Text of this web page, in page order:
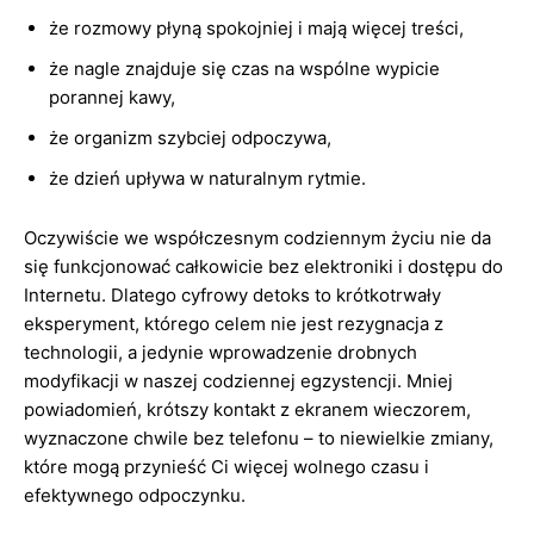
że rozmowy płyną spokojniej i mają więcej treści,
że nagle znajduje się czas na wspólne wypicie
porannej kawy,
że organizm szybciej odpoczywa,
że dzień upływa w naturalnym rytmie.
Oczywiście we współczesnym codziennym życiu nie da
się funkcjonować całkowicie bez elektroniki i dostępu do
Internetu. Dlatego cyfrowy detoks to krótkotrwały
eksperyment, którego celem nie jest rezygnacja z
technologii, a jedynie wprowadzenie drobnych
modyfikacji w naszej codziennej egzystencji. Mniej
powiadomień, krótszy kontakt z ekranem wieczorem,
wyznaczone chwile bez telefonu – to niewielkie zmiany,
które mogą przynieść Ci więcej wolnego czasu i
efektywnego odpoczynku.